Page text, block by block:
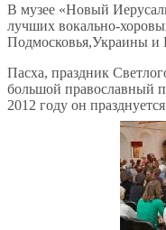
В музее «Новый
лучших вокально-
Подмосковья,Украины и
Пасха, праздник
большой православный
2012 году он